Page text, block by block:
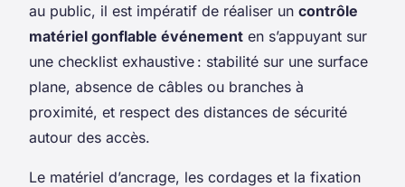
au public, il est impératif de réaliser un contrôle
matériel gonflable événement en s’appuyant sur
une checklist exhaustive : stabilité sur une surface
plane, absence de câbles ou branches à
proximité, et respect des distances de sécurité
autour des accès.
Le matériel d’ancrage, les cordages et la fixation